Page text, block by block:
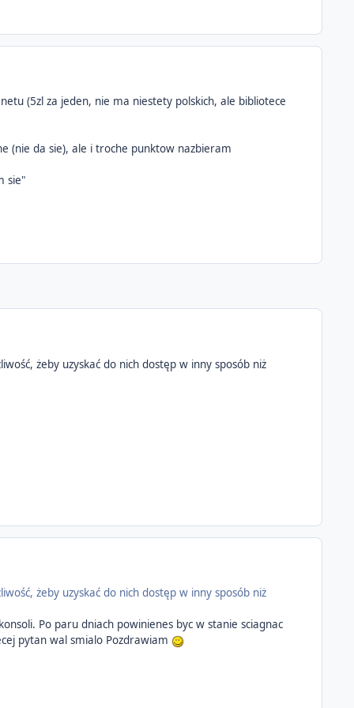
(5zl za jeden, nie ma niestety polskich, ale bibliotece
(nie da sie), ale i troche punktow nazbieram
sie"
żeby uzyskać do nich dostęp w inny sposób niż
żeby uzyskać do nich dostęp w inny sposób niż
Po paru dniach powinienes byc w stanie sciagnac
pytan wal smialo Pozdrawiam